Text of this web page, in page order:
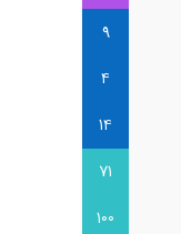
9
4
14
71
100